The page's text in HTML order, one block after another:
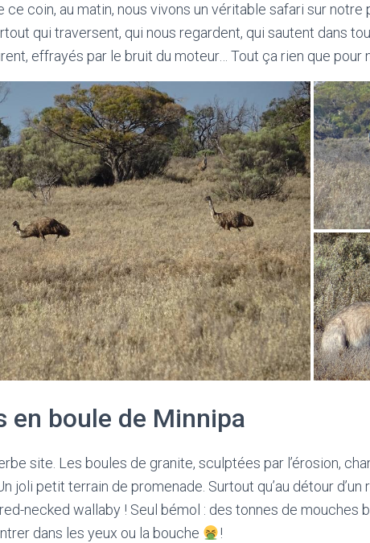
ce coin, au matin, nous vivons un véritable safari sur
qui traversent, qui nous regardent, qui sautent dans
effrayés par le bruit du moteur… Tout ça rien que pour
en boule de Minnipa
site. Les boules de granite, sculptées par l’érosion,
joli petit terrain de promenade. Surtout qu’au détour d’un
necked wallaby ! Seul bémol : des tonnes de mouches
dans les yeux ou la bouche
!